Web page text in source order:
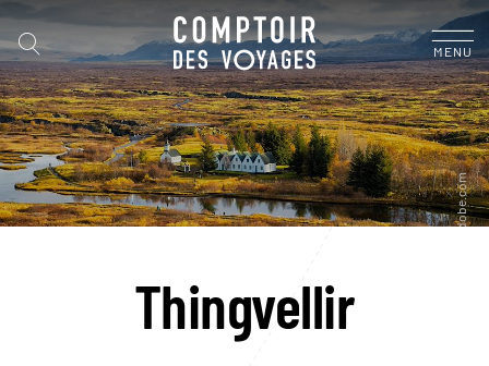
MENU
Thingvellir